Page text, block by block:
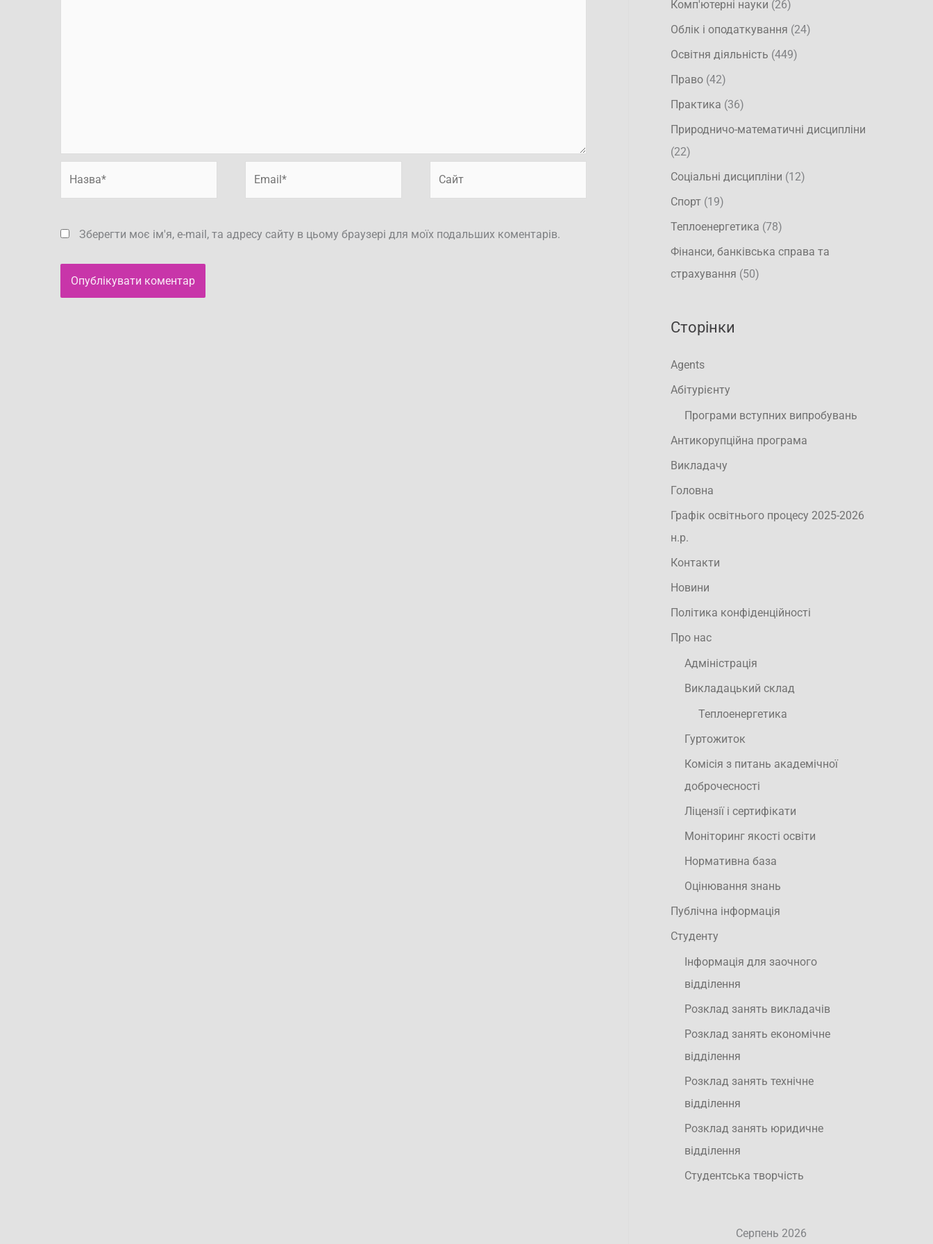
Зберегти моє ім'я, e-mail, та адресу сайту в цьому браузері для моїх подальших коментарів.
Комп'ютерні науки (26)
Облік і оподаткування (24)
Освітня діяльність (449)
Право (42)
Практика (36)
Природничо-математичні дисципліни
(22)
Соціальні дисципліни (12)
Спорт (19)
Теплоенергетика (78)
Фінанси, банківська справа та
страхування (50)
Сторінки
Agents
Абітурієнту
Програми вступних випробувань
Антикорупційна програма
Викладачу
Головна
Графік освітнього процесу 2025-2026
н.р.
Контакти
Новини
Політика конфіденційності
Про нас
Адміністрація
Викладацький склад
Теплоенергетика
Гуртожиток
Комісія з питань академічної
доброчесності
Ліцензії і сертифікати
Моніторинг якості освіти
Нормативна база
Оцінювання знань
Публічна інформація
Студенту
Інформація для заочного
відділення
Розклад занять викладачів
Розклад занять економічне
відділення
Розклад занять технічне
відділення
Розклад занять юридичне
відділення
Студентська творчість
Серпень 2026